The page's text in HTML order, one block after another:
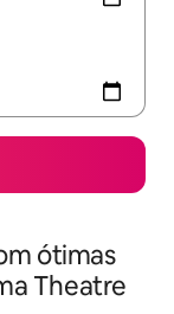
ótimas
Theatre